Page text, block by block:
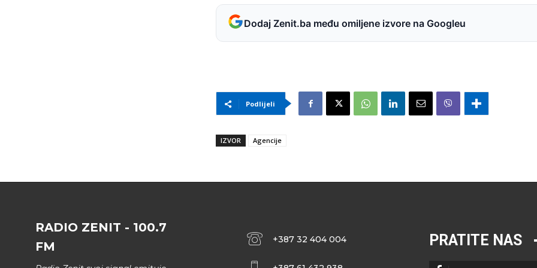
Dodaj Zenit.ba među omiljene izvore na Googleu
Podlijeli
IZVOR Agencije
RADIO ZENIT - 100.7
FM
+387 32 404 004 PRATITE NAS